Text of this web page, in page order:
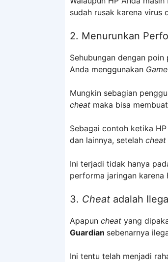
sudah rusak karena virus
2. Menurunkan
Sehubungan dengan
Anda menggunakan Game
Mungkin sebagian
cheat maka bisa
Sebagai contoh ketika
dan lainnya, setelah cheat
Ini terjadi tidak hanya
performa jaringan karena
3. Cheat adalah
Apapun cheat yang
Guardian sebenarnya
Ini tentu telah menjadi